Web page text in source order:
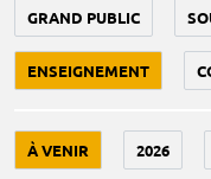
GRAND PUBLIC
ENSEIGNEMENT
À VENIR 2026